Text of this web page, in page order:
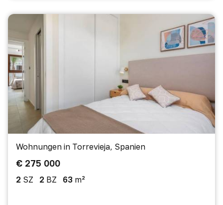
Wohnungen in Torrevieja, Spanien
€ 275 000
2 SZ 2 BZ 63 m²